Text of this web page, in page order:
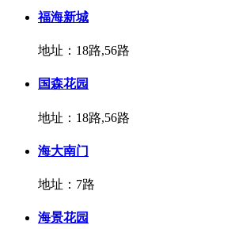
福海新城
地址：18路,56路
国森花园
地址：18路,56路
海大南门
地址：7路
海景花园